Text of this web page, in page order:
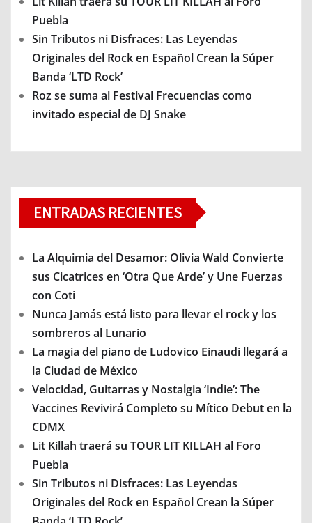
Puebla
Sin Tributos ni Disfraces: Las Leyendas
Originales del Rock en Español Crean la Súper
Banda ‘LTD Rock’
Roz se suma al Festival Frecuencias como
invitado especial de DJ Snake
ENTRADAS RECIENTES
La Alquimia del Desamor: Olivia Wald Convierte
sus Cicatrices en ‘Otra Que Arde’ y Une Fuerzas
con Coti
Nunca Jamás está listo para llevar el rock y los
sombreros al Lunario
La magia del piano de Ludovico Einaudi llegará a
la Ciudad de México
Velocidad, Guitarras y Nostalgia ‘Indie’: The
Vaccines Revivirá Completo su Mítico Debut en la
CDMX
Lit Killah traerá su TOUR LIT KILLAH al Foro
Puebla
Sin Tributos ni Disfraces: Las Leyendas
Originales del Rock en Español Crean la Súper